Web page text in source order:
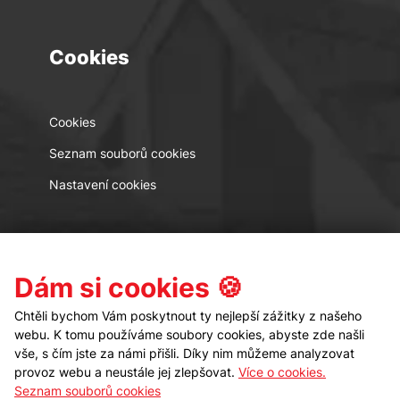
Cookies
Cookies
Seznam souborů cookies
Nastavení cookies
Kontakt Sledujte nás
Dám si cookies 🍪
Chtěli bychom Vám poskytnout ty nejlepší zážitky z našeho
webu. K tomu používáme soubory cookies, abyste zde našli
vše, s čím jste za námi přišli. Díky nim můžeme analyzovat
provoz webu a neustále jej zlepšovat. Více o cookies.
Seznam souborů cookies